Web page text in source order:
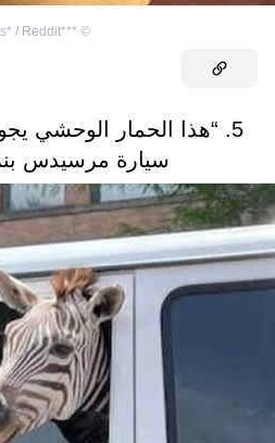
©
***tstuffs* / Reddit
5. “هذا الحمار الوحشي
سيارة مرسيدس